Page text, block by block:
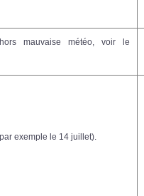
mauvaise météo, voir le
exemple le 14 juillet).